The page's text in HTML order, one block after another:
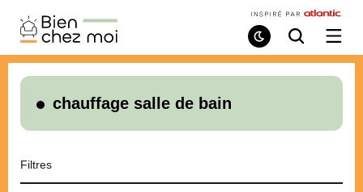
Bien
Chez
Moi
Mode
de
Recherche
/
le
chauffage salle de bain
Filtres